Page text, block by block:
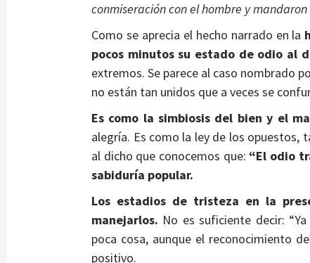
conmiseración con el hombre y
Como se aprecia el hecho narrado en la
pocos minutos su estado de odio al
extremos. Se parece al caso nombrado
no están tan unidos que a veces se
Es como la simbiosis del bien y el
alegría. Es como la ley de los opuestos,
al dicho que conocemos que: “El odio
sabiduría popular.
Los estadios de tristeza en la
manejarlos. No es suficiente decir:
poca cosa, aunque el reconocimiento
positivo.